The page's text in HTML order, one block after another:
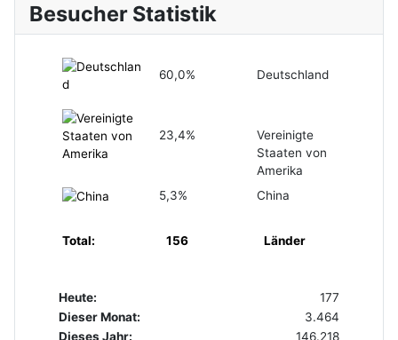
Besucher Statistik
60,0% Deutschland
23,4%
Vereinigte
Staaten von
Amerika
5,3%
China
Total: 156 Länder
Heute:
177
Dieser Monat:
3.464
Dieses Jahr:
146.218